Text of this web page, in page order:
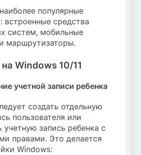
популярные
встроенные средства
систем, мобильные
маршрутизаторы.
Windows 10/11
учетной записи ребенка
создать отдельную
пользователя или
учетную запись ребенка с
правами. Это делается
Windows: